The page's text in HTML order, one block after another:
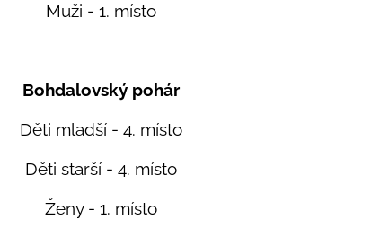
Muži - 1. místo
Bohdalovský pohár
Děti mladší - 4. místo
Děti starší - 4. místo
Ženy - 1. místo